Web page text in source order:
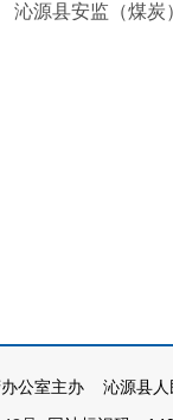
沁源县安监（煤炭
办公室主办 沁源县